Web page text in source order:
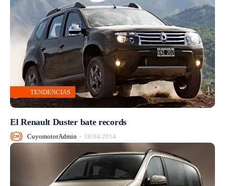
TENDENCIAS
El Renault Duster bate records
CuyomotorAdmin - 18/04/2014